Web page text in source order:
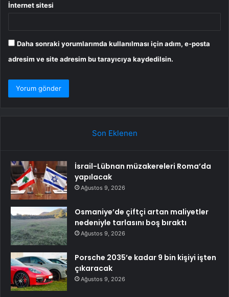
İnternet sitesi
Daha sonraki yorumlarımda kullanılması için adım, e-posta
adresim ve site adresim bu tarayıcıya kaydedilsin.
Son Eklenen
İsrail-Lübnan müzakereleri Roma’da
yapılacak
Ağustos 9, 2026
Osmaniye’de çiftçi artan maliyetler
nedeniyle tarlasını boş bıraktı
Ağustos 9, 2026
Porsche 2035’e kadar 9 bin kişiyi işten
çıkaracak
Ağustos 9, 2026